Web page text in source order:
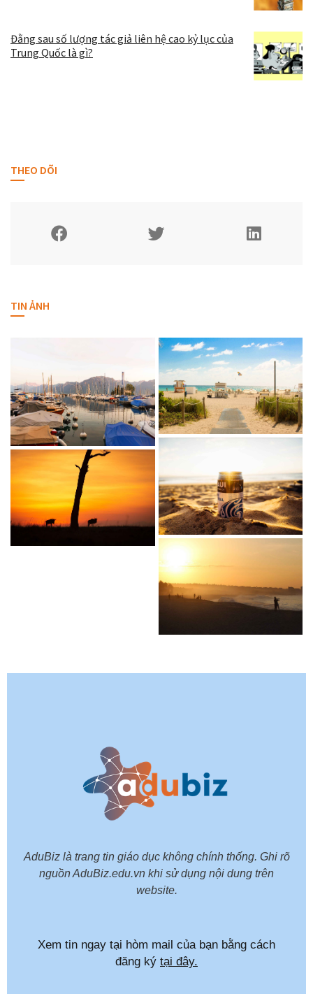
Đằng sau số lượng tác giả liên hệ cao kỷ lục của
Trung Quốc là gì?
THEO DÕI
TIN ẢNH
AduBiz là trang tin giáo dục không chính thống. Ghi rõ
nguồn AduBiz.edu.vn khi sử dụng nội dung trên
website.
Xem tin ngay tại hòm mail của bạn bằng cách
đăng ký tại đây.